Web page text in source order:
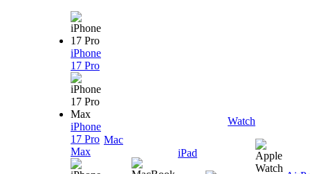
iPhone
17 Pro
iPhone
17 Pro
Max
Mac
iPad
Watch